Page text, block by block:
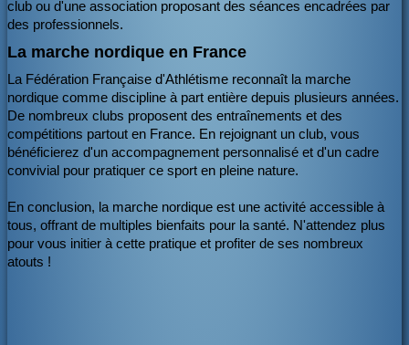
club ou d'une association proposant des séances encadrées par
des professionnels.
La marche nordique en France
La Fédération Française d'Athlétisme reconnaît la marche
nordique comme discipline à part entière depuis plusieurs années.
De nombreux clubs proposent des entraînements et des
compétitions partout en France. En rejoignant un club, vous
bénéficierez d'un accompagnement personnalisé et d'un cadre
convivial pour pratiquer ce sport en pleine nature.
En conclusion, la marche nordique est une activité accessible à
tous, offrant de multiples bienfaits pour la santé. N'attendez plus
pour vous initier à cette pratique et profiter de ses nombreux
atouts !